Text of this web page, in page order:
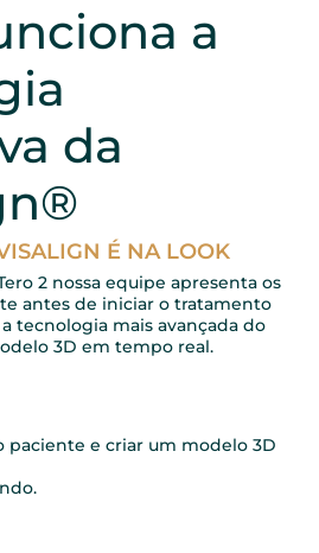
a
da
É NA LOOK
2 nossa equipe apresenta os
antes de iniciar o tratamento
tecnologia mais avançada do
3D em tempo real.
paciente e criar um modelo 3D